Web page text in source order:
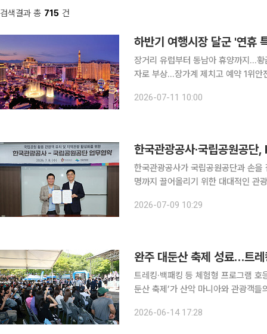
검색결과 총 715 건
하반기 여행시장 달군 '연휴
장거리 유럽부터 동남아 휴양까지…
자로 부상…장가계 제치고 예약 1위안
름철 인기 여행지 확대, 안전성을 강
2026-07-11 10:00
한국관광공사·국립공원공단
한국관광공사가 국립공원공단과 손
명까지 끌어올리기 위한 대대적인 관광 촉진 활동에 돌입
구축을 골자로 하는 업무협약을 맺었
2026-07-09 10:29
완주 대둔산 축제 성료…트레
트레킹·백패킹 등 체험형 프로그램 호응지
둔산 축제’가 산악 마니아와 관광객들의 호응 속에 마무
는 관람 중심에서 벗어나 트레킹, 하
2026-06-14 17:28